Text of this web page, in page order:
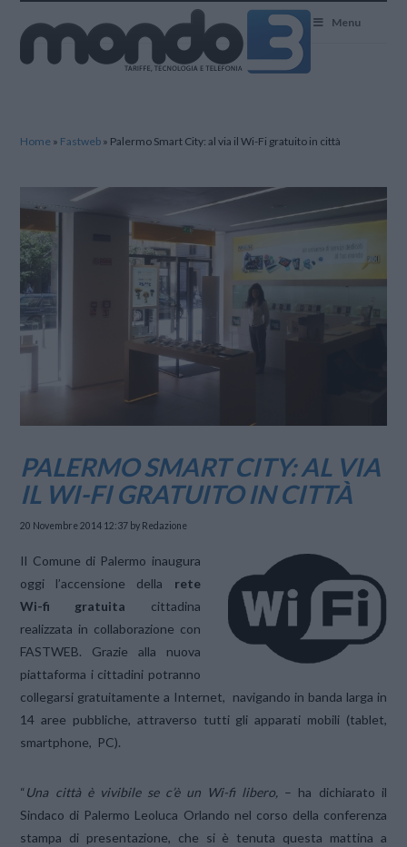
Menu
Home » Fastweb » Palermo Smart City: al via il Wi-Fi gratuito in città
PALERMO SMART CITY: AL VIA
IL WI-FI GRATUITO IN CITTÀ
20 Novembre 2014 12:37 by Redazione
Il Comune di Palermo inaugura
oggi l’accensione della rete
Wi-fi gratuita cittadina
realizzata in collaborazione con
FASTWEB. Grazie alla nuova
piattaforma i cittadini potranno
collegarsi gratuitamente a Internet, navigando in banda larga in
14 aree pubbliche, attraverso tutti gli apparati mobili (tablet,
smartphone, PC).
“ Una città è vivibile se c’è un Wi-fi libero, – ha dichiarato il
Sindaco di Palermo Leoluca Orlando nel corso della conferenza
stampa di presentazione, che si è tenuta questa mattina a